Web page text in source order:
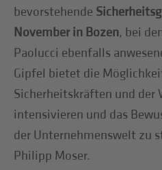
bevorstehende
November in Bozen, bei
Paolucci ebenfalls
Gipfel bietet die
Sicherheitskräften und der
intensivieren und das
der Unternehmenswelt zu
Philipp Moser.